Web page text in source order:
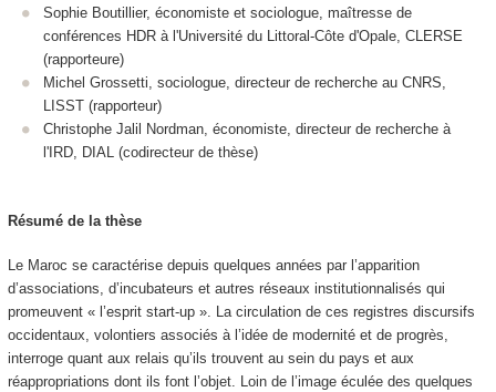
Sophie Boutillier, économiste et sociologue, maîtresse de
conférences HDR à l'Université du Littoral-Côte d'Opale, CLERSE
(rapporteure)
Michel Grossetti, sociologue, directeur de recherche au CNRS,
LISST (rapporteur)
Christophe Jalil Nordman, économiste, directeur de recherche à
l'IRD, DIAL (codirecteur de thèse)
Résumé de la thèse
Le Maroc se caractérise depuis quelques années par l’apparition
d’associations, d’incubateurs et autres réseaux institutionnalisés qui
promeuvent « l’esprit start-up ». La circulation de ces registres discursifs
occidentaux, volontiers associés à l’idée de modernité et de progrès,
interroge quant aux relais qu’ils trouvent au sein du pays et aux
réappropriations dont ils font l’objet. Loin de l’image éculée des quelques